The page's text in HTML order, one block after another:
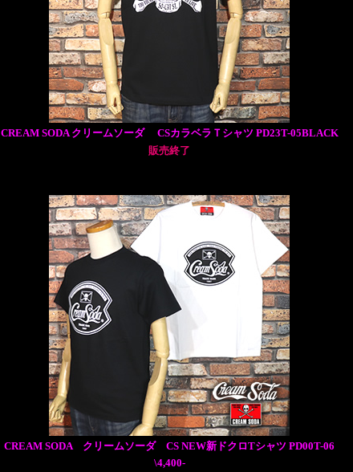
CREAM SODA クリームソーダ CSカラベラＴシャツ PD23T-05BLACK
販売終了
CREAM SODA クリームソーダ CS NEW新ドクロTシャツ PD00T-06
\4,400-